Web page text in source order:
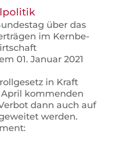
über das
im Kern­be­
01. Januar 2021
in Kraft
kommenden
dann auch auf
werden.